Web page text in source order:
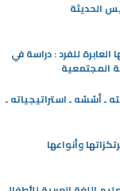
الحديثة
العابرة للفرد : دراسة في
المجتمعية
ـ أسُسُه ـ استراتيجياته ـ
وأنواعها